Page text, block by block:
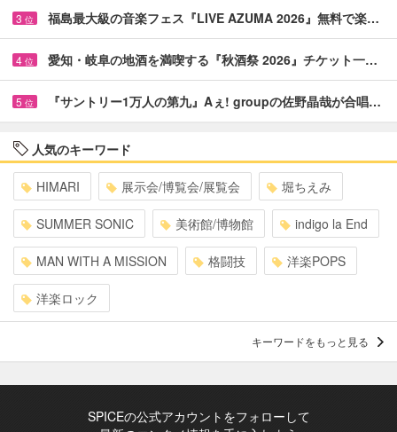
3 位 福島最大級の音楽フェス『LIVE AZUMA 2026』無料で楽…
4 位 愛知・岐阜の地酒を満喫する『秋酒祭 2026』チケット一…
5 位 『サントリー1万人の第九』Aぇ! groupの佐野晶哉が合唱…
人気のキーワード
HIMARI 展示会/博覧会/展覧会 堀ちえみ
SUMMER SONIC 美術館/博物館 indigo la End
MAN WITH A MISSION 格闘技 洋楽POPS
洋楽ロック
キーワードをもっと見る
SPICEの公式アカウントをフォローして